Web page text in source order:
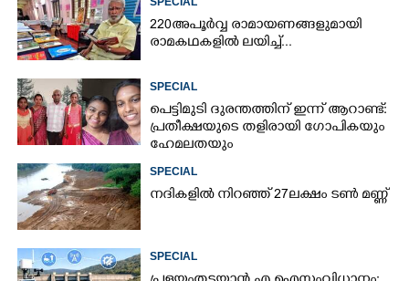
220 അപൂർവ്വ രാമായണങ്ങളുമായി
രാമകഥകളിൽ ലയിച്ച്...
SPECIAL
പെട്ടിമുടി ദുരന്തത്തിന് ഇന്ന് ആറാണ്ട്:
പ്രതീക്ഷയുടെ തളിരായി ഗോപികയും
ഹേമലതയും
SPECIAL
നദികളിൽ നിറഞ്ഞ് 27ലക്ഷം ടൺ മണ്ണ്
SPECIAL